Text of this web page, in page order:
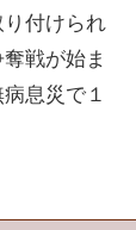
付けられ
戦が始ま
息災で１